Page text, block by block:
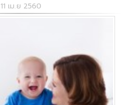
11 เม.ย 2560